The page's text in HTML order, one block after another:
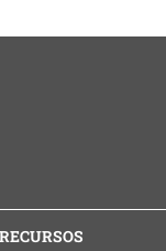
RECURSOS